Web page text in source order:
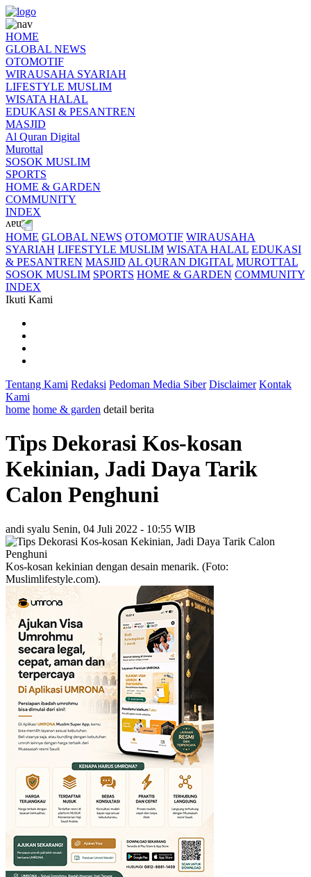
HOME
GLOBAL NEWS
OTOMOTIF
WIRAUSAHA SYARIAH
LIFESTYLE MUSLIM
WISATA HALAL
EDUKASI & PESANTREN
MASJID
Al Quran Digital
Murottal
SOSOK MUSLIM
SPORTS
HOME & GARDEN
COMMUNITY
INDEX
HOME GLOBAL NEWS OTOMOTIF WIRAUSAHA
SYARIAH LIFESTYLE MUSLIM WISATA HALAL EDUKASI
& PESANTREN MASJID AL QURAN DIGITAL MUROTTAL
SOSOK MUSLIM SPORTS HOME & GARDEN COMMUNITY
INDEX
Ikuti Kami
Tentang Kami Redaksi Pedoman Media Siber Disclaimer Kontak
Kami
home home & garden detail berita
Tips Dekorasi Kos-kosan
Kekinian, Jadi Daya Tarik
Calon Penghuni
andi syalu Senin, 04 Juli 2022 - 10:55 WIB
Kos-kosan kekinian dengan desain menarik. (Foto:
Muslimlifestyle.com).